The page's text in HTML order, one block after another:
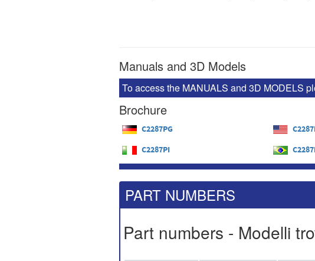
Manuals and 3D Models
To access the MANUALS and 3D MODELS
Brochure
C2287PG
C2287PI
PART NUMBERS
Part numbers - Modelli